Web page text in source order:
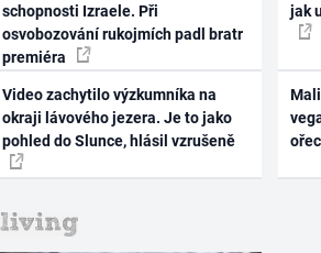
schopnosti Izraele. Při
osvobozování rukojmích padl bratr
premiéra
Video zachytilo výzkumníka na
okraji lávového jezera. Je to jako
pohled do Slunce, hlásil vzrušeně
jak